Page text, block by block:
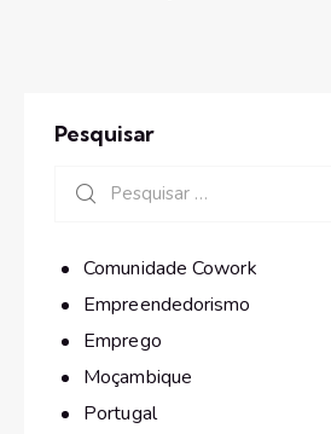
Pesquisar
Comunidade Cowork
Empreendedorismo
Emprego
Moçambique
Portugal